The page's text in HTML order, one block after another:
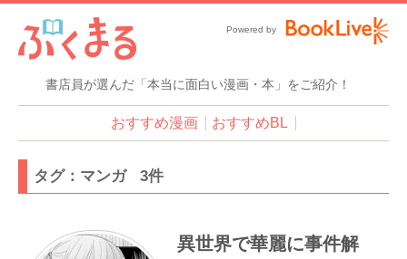
書店員が選んだ「本当に面白い漫画・本」をご紹介！
Powered by
おすすめ漫画 おすすめBL
タグ：マンガ 3件
異世界で華麗に事件解